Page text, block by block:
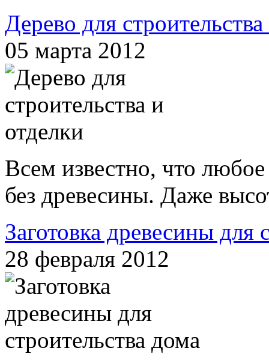
Дерево для
05 марта 2012
Всем известно, что любое
без древесины. Даже
Заготовка древесины для
28 февраля 2012